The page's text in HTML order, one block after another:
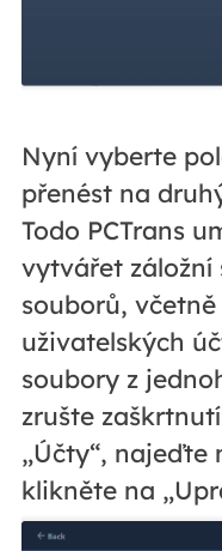
Nyní vyberte
přenést na
Todo PCTrans
vytvářet záložní
souborů,
uživatelských
soubory z
zrušte
„Účty“, najeďte
klikněte na